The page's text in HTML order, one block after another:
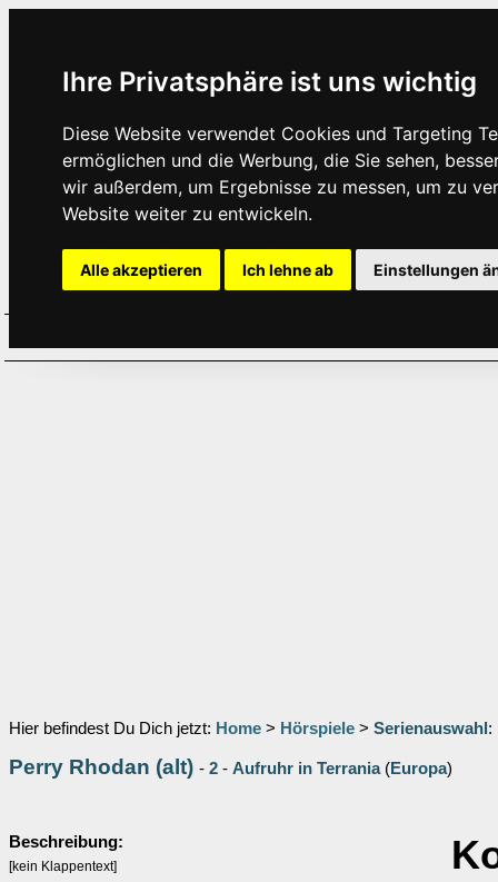
Ihre Privatsphäre ist uns wichtig
Diese Website verwendet Cookies und Targeting
ermöglichen und die Werbung, die Sie sehen,
wir außerdem, um Ergebnisse zu messen, um zu
Website weiter zu entwickeln.
Alle akzeptieren Ich lehne ab Einstellungen
Hier befindest Du Dich jetzt: Home > Hörspiele > Serienauswahl :
Perry Rhodan (alt) - 2 - Aufruhr in Terrania(Europa)
Beschreibung:
[kein Klappentext]